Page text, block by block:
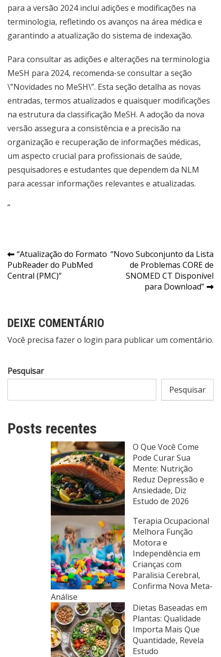
para a versão 2024 inclui adições e modificações na
terminologia, refletindo os avanços na área médica e
garantindo a atualização do sistema de indexação.
Para consultar as adições e alterações na terminologia
MeSH para 2024, recomenda-se consultar a seção
\”Novidades no MeSH\”. Esta seção detalha as novas
entradas, termos atualizados e quaisquer modificações
na estrutura da classificação MeSH. A adoção da nova
versão assegura a consistência e a precisão na
organização e recuperação de informações médicas,
um aspecto crucial para profissionais de saúde,
pesquisadores e estudantes que dependem da NLM
para acessar informações relevantes e atualizadas.
“
Navegação
de
“Atualização do Formato
PubReader do PubMed
Central (PMC)”
“Novo Subconjunto da Lista
de Problemas CORE de
SNOMED CT Disponível
para Download”
DEIXE COMENTÁRIO
Você precisa fazer o login para publicar um comentário.
Pesquisar
Pesquisar
Posts recentes
O Que Você Come
Pode Curar Sua
Mente: Nutrição
Reduz Depressão e
Ansiedade, Diz
Estudo de 2026
Terapia Ocupacional
Melhora Função
Motora e
Independência em
Crianças com
Paralisia Cerebral,
Confirma Nova Meta-
Análise
Dietas Baseadas em
Plantas: Qualidade
Importa Mais Que
Quantidade, Revela
Estudo